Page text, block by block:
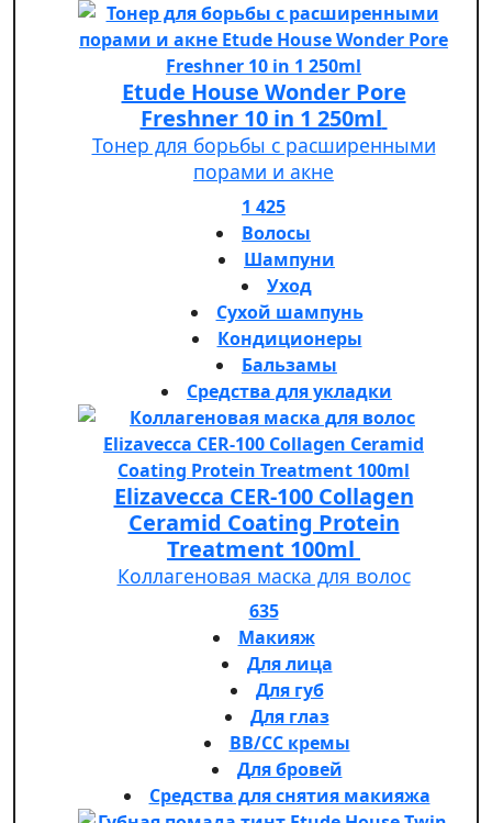
Etude House Wonder Pore
Freshner 10 in 1 250ml
Тонер для борьбы с расширенными
порами и акне
1 425
Волосы
Шампуни
Уход
Сухой шампунь
Кондиционеры
Бальзамы
Средства для укладки
Elizavecca CER-100 Collagen
Ceramid Coating Protein
Treatment 100ml
Коллагеновая маска для волос
635
Макияж
Для лица
Для губ
Для глаз
BB/CC кремы
Для бровей
Средства для снятия макияжа